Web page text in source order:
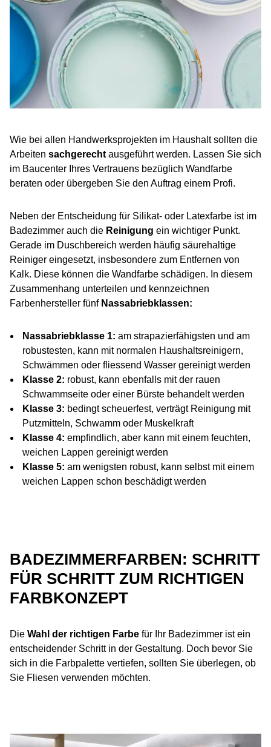
Wie bei allen Handwerksprojekten im Haushalt sollten die
Arbeiten sachgerecht ausgeführt werden. Lassen Sie sich
im Baucenter Ihres Vertrauens bezüglich Wandfarbe
beraten oder übergeben Sie den Auftrag einem Profi.
Neben der Entscheidung für Silikat- oder Latexfarbe ist im
Badezimmer auch die Reinigung ein wichtiger Punkt.
Gerade im Duschbereich werden häufig säurehaltige
Reiniger eingesetzt, insbesondere zum Entfernen von
Kalk. Diese können die Wandfarbe schädigen. In diesem
Zusammenhang unterteilen und kennzeichnen
Farbenhersteller fünf Nassabriebklassen:
Nassabriebklasse 1: am strapazierfähigsten und am
robustesten, kann mit normalen Haushaltsreinigern,
Schwämmen oder fliessend Wasser gereinigt werden
Klasse 2: robust, kann ebenfalls mit der rauen
Schwammseite oder einer Bürste behandelt werden
Klasse 3: bedingt scheuerfest, verträgt Reinigung mit
Putzmitteln, Schwamm oder Muskelkraft
Klasse 4: empfindlich, aber kann mit einem feuchten,
weichen Lappen gereinigt werden
Klasse 5: am wenigsten robust, kann selbst mit einem
weichen Lappen schon beschädigt werden
BADEZIMMERFARBEN: SCHRITT
FÜR SCHRITT ZUM RICHTIGEN
FARBKONZEPT
Die Wahl der richtigen Farbe für Ihr Badezimmer ist ein
entscheidender Schritt in der Gestaltung. Doch bevor Sie
sich in die Farbpalette vertiefen, sollten Sie überlegen, ob
Sie Fliesen verwenden möchten.